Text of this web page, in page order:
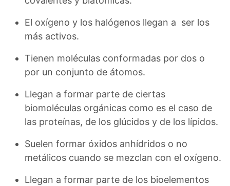
El oxígeno y los halógenos llegan a ser los
más activos.
Tienen moléculas conformadas por dos o
por un conjunto de átomos.
Llegan a formar parte de ciertas
biomoléculas orgánicas como es el caso de
las proteínas, de los glúcidos y de los lípidos.
Suelen formar óxidos anhídridos o no
metálicos cuando se mezclan con el oxígeno.
Llegan a formar parte de los bioelementos